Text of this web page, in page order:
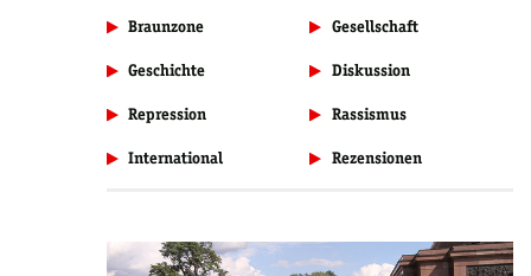
Braunzone Gesellschaft
Geschichte Diskussion
Repression Rassismus
International Rezensionen